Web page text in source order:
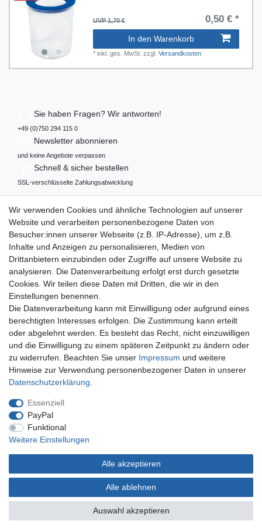
UVP 1,70 € 0,50 € *
In den Warenkorb
* inkl. ges. MwSt. zzgl. Versandkosten
Sie haben Fragen? Wir antworten!
+49 (0)750 294 115 0
Newsletter abonnieren
und keine Angebote verpassen
Schnell & sicher bestellen
SSL-verschlüsselte Zahlungsabwicklung
Mehr über...
Widerrufs­recht
Datenschutz
AGB
Impressum
Vertrag widerrufen
Zahlungsweisen
Kontakt
Christian Repky
SOL-EXPERT group
Mehlisstraße 19
DE-88255 Baindt
Tel.: +49 (0)750 294 115 0
c.repky@sol-expert-group.de
Wir verwenden Cookies und ähnliche Technologien auf unserer
Website und verarbeiten personenbezogene Daten von
Besucher:innen unserer Webseite (z.B. IP-Adresse), um z.B.
Inhalte und Anzeigen zu personalisieren, Medien von
Drittanbietern einzubinden oder Zugriffe auf unsere Website zu
analysieren. Die Datenverarbeitung erfolgt erst durch gesetzte
Cookies. Wir teilen diese Daten mit Dritten, die wir in den
Einstellungen benennen.
Die Datenverarbeitung kann mit Einwilligung oder aufgrund eines
berechtigten Interesses erfolgen. Die Zustimmung kann erteilt
oder abgelehnt werden. Es besteht das Recht, nicht einzuwilligen
und die Einwilligung zu einem späteren Zeitpunkt zu ändern oder
zu widerrufen. Beachten Sie unser Impressum und weitere
Hinweise zur Verwendung personenbezogener Daten in unserer
Daten­schutz­erklärung
Essenziell
PayPal
Funktional
Weitere Einstellungen
Alle akzeptieren
Alle ablehnen
Auswahl akzeptieren